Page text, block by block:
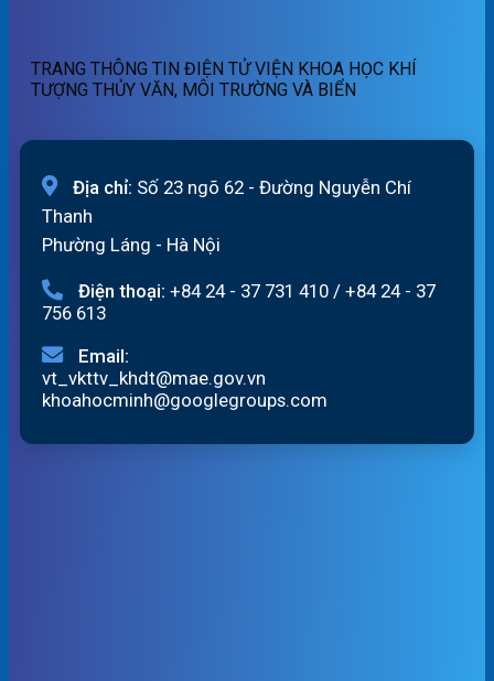
ngày
07/8/2026
TRANG THÔNG TIN ĐIỆN TỬ VIỆN KHOA HỌC KHÍ
TƯỢNG THỦY VĂN, MÔI TRƯỜNG VÀ BIỂN
Địa chỉ: Số 23 ngõ 62 - Đường Nguyễn Chí
Thanh
Phường Láng - Hà Nội
Điện thoại: +84 24 - 37 731 410 / +84 24 - 37
756 613
Email:
vt_vkttv_khdt@mae.gov.vn
khoahocminh@googlegroups.com